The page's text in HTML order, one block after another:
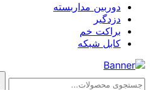
دوربین مداربسته
دزدگیر
براکت خم
کابل شبکه